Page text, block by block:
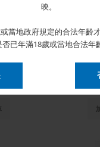
映。
當地政府規定的合法年齡
否已年滿18歲或當地合法年
軟拉珠